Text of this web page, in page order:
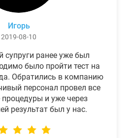
Игорь
2019-08-10
супруги ранее уже был
было пройти тест на
Обратились в компанию
персонал провел все
и уже через
результат был у нас.